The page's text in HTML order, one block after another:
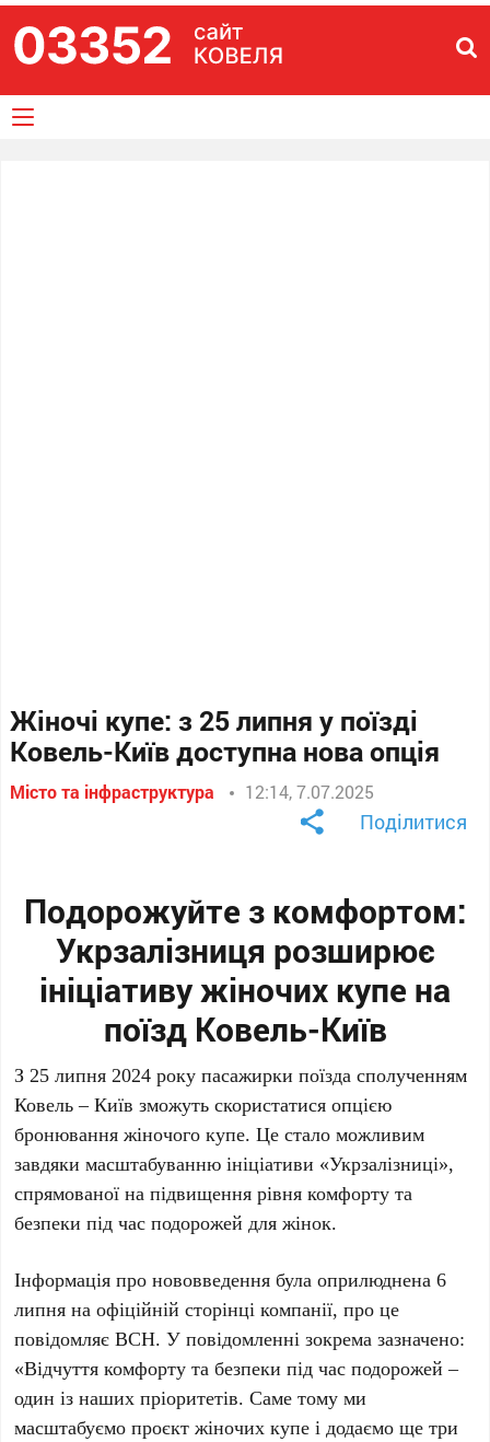
Жіночі купе: з 25 липня у поїзді
Ковель-Київ доступна нова опція
Місто та інфраструктура 12:14, 7.07.2025
Поділитися
Подорожуйте з комфортом:
Укрзалізниця розширює
ініціативу жіночих купе на
поїзд Ковель-Київ
З 25 липня 2024 року пасажирки поїзда сполученням
Ковель – Київ зможуть скористатися опцією
бронювання жіночого купе. Це стало можливим
завдяки масштабуванню ініціативи «Укрзалізниці»,
спрямованої на підвищення рівня комфорту та
безпеки під час подорожей для жінок.
Інформація про нововведення була оприлюднена 6
липня на офіційній сторінці компанії, про це
повідомляє ВСН. У повідомленні зокрема зазначено:
«Відчуття комфорту та безпеки під час подорожей –
один із наших пріоритетів. Саме тому ми
масштабуємо проєкт жіночих купе і додаємо ще три